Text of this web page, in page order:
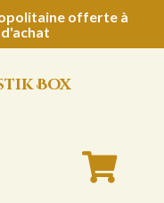
offerte à
Box